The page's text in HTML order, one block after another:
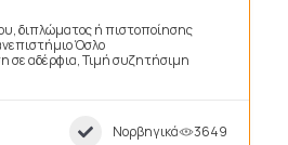
διπλώματος ή πιστοποίησης
Όσλο
σε αδέρφια, Τιμή συζητήσιμη
Νορβηγικά 3649